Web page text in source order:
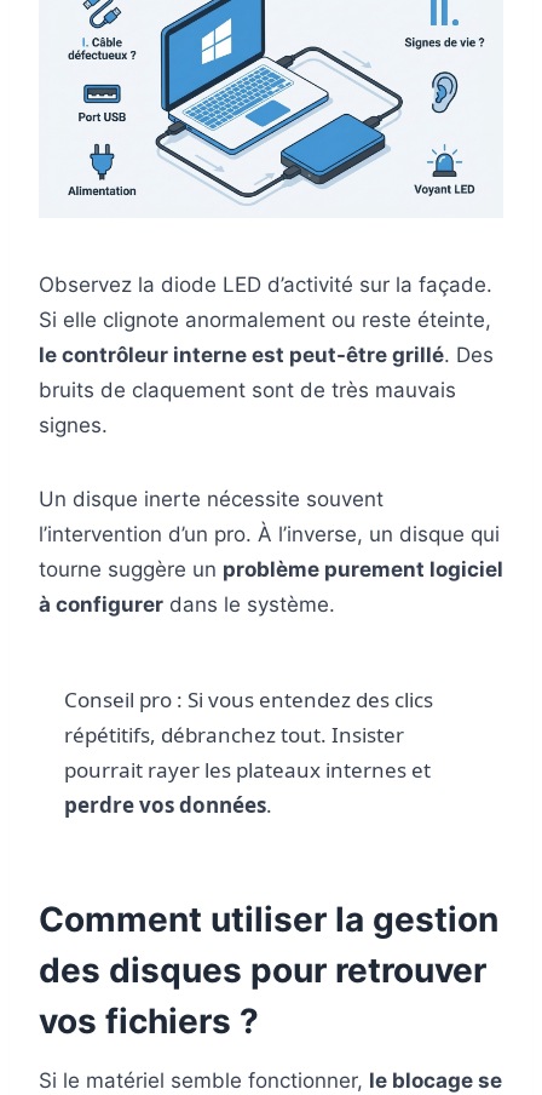
Observez la diode LED d’activité sur la façade.
Si elle clignote anormalement ou reste éteinte,
le contrôleur interne est peut-être grillé. Des
bruits de claquement sont de très mauvais
signes.
Un disque inerte nécessite souvent
l’intervention d’un pro. À l’inverse, un disque qui
tourne suggère un problème purement logiciel
à configurer dans le système.
Conseil pro : Si vous entendez des clics
répétitifs, débranchez tout. Insister
pourrait rayer les plateaux internes et
perdre vos données.
Comment utiliser la gestion
des disques pour retrouver
vos fichiers ?
Si le matériel semble fonctionner, le blocage se